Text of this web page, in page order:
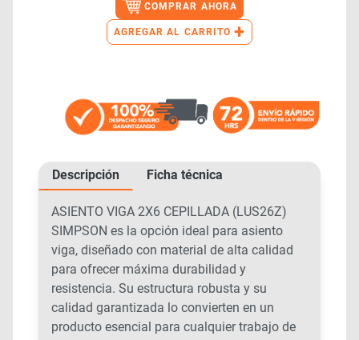
COMPRAR AHORA
AGREGAR AL CARRITO +
Descripción Ficha técnica
ASIENTO VIGA 2X6 CEPILLADA (LUS26Z)
SIMPSON es la opción ideal para asiento
viga, diseñado con material de alta calidad
para ofrecer máxima durabilidad y
resistencia. Su estructura robusta y su
calidad garantizada lo convierten en un
producto esencial para cualquier trabajo de